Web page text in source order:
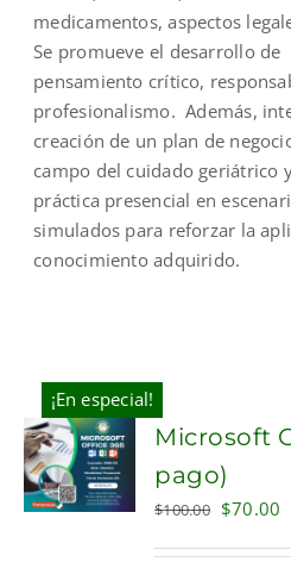
medicamentos, aspectos
Se promueve el desarrollo de
pensamiento crítico,
profesionalismo. Además,
creación de un plan de
campo del cuidado geriátrico
práctica presencial en
simulados para reforzar la
conocimiento adquirido.
¡En especial!
BUY
Microsoft
pago)
$100.00 Original
$70.00